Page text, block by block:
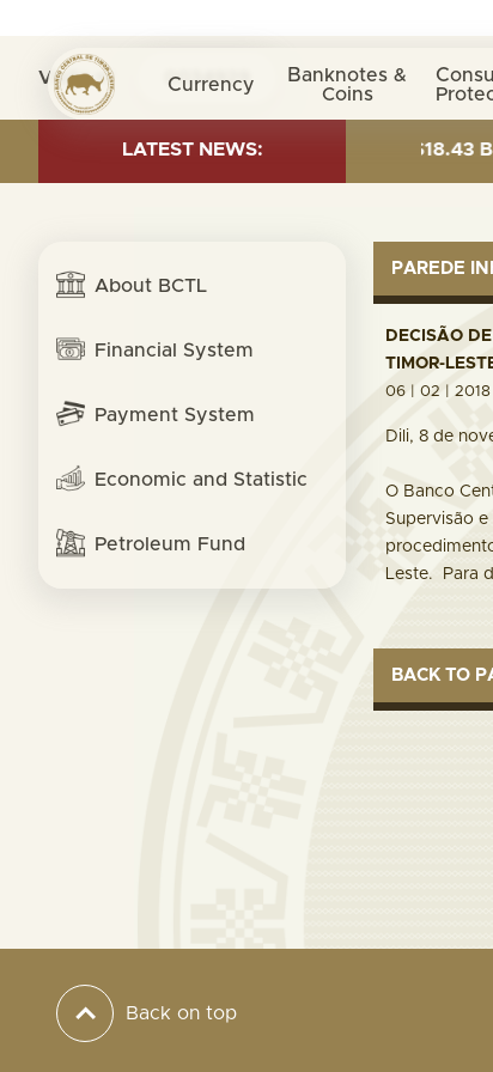
Currency Banknotes &
Coins
Consumer
Visita nº 0034929
LATEST NEWS:
AS OF 30 JUNE 2026:TOTAL FUND= $18.43
About BCTL
Financial System
Payment System
Economic and Statistic
Petroleum Fund
PAREDE
DECISÃO
TIMOR-
06 | 02 | 2018
Dili, 8 de
O Banco
Supervisão
Leste. Para
BACK TO
Back on top